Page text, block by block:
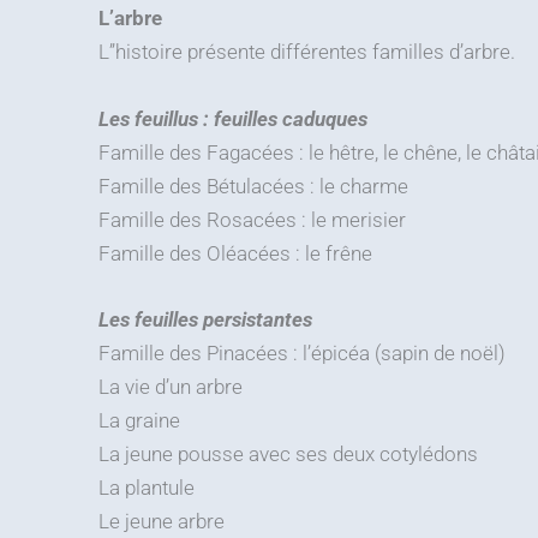
L’arbre
L’’histoire présente différentes familles d’arbre.
Les feuillus : feuilles caduques
Famille des Fagacées : le hêtre, le chêne, le
Famille des Bétulacées : le charme
Famille des Rosacées : le merisier
Famille des Oléacées : le frêne
Les feuilles persistantes
Famille des Pinacées : l’épicéa (sapin de noël)
La vie d’un arbre
La graine
La jeune pousse avec ses deux cotylédons
La plantule
Le jeune arbre